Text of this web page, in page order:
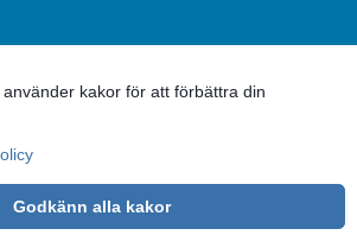
kakor för att förbättra din
Godkänn alla kakor